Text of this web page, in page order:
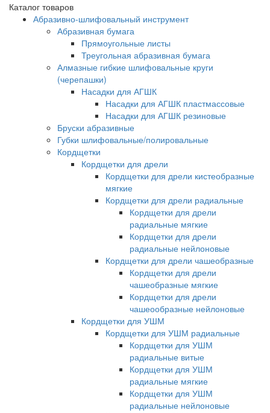
Каталог товаров
Абразивно-шлифовальный инструмент
Абразивная бумага
Прямоугольные листы
Треугольная абразивная бумага
Алмазные гибкие шлифовальные круги
(черепашки)
Насадки для АГШК
Насадки для АГШК пластмассовые
Насадки для АГШК резиновые
Бруски абразивные
Губки шлифовальные/полировальные
Кордщетки
Кордщетки для дрели
Кордщетки для дрели кистеобразные
мягкие
Кордщетки для дрели радиальные
Кордщетки для дрели
радиальные мягкие
Кордщетки для дрели
радиальные нейлоновые
Кордщетки для дрели чашеобразные
Кордщетки для дрели
чашеобразные мягкие
Кордщетки для дрели
чашеообразные нейлоновые
Кордщетки для УШМ
Кордщетки для УШМ радиальные
Кордщетки для УШМ
радиальные витые
Кордщетки для УШМ
радиальные мягкие
Кордщетки для УШМ
радиальные нейлоновые